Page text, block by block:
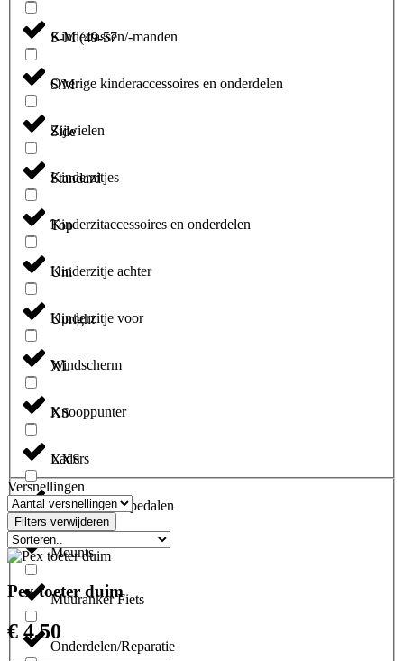
Kindertassen/-manden
Overige kinderaccessoires en onderdelen
Zijwielen
Kinderzitjes
Kinderzitaccessoires en onderdelen
Kinderzitje achter
Kinderzitje voor
Windscherm
Knooppunter
Laders
Mountainbikepedalen
Mounts
Muuranker Fiets
Onderdelen/Reparatie
S-M (49-57
S/M
Side
Standard
Top
Uni
Upright
XL
XS
XXS
Versnellingen
Filters verwijderen
Pex toeter duim
€ 4,50